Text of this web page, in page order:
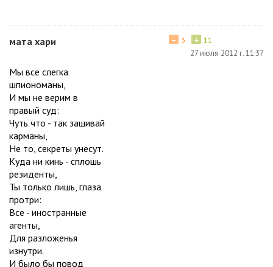
мата хари + 11
− 3
27 июля 2012 г. 11:37
Мы все слегка
шпиономаны,
И мы не верим в
правый суд:
Чуть что - так зашивай
карманы,
Не то, секреты унесут.
Куда ни кинь - сплошь
резиденты,
Ты только лишь, глаза
протри:
Все - иностранные
агенты,
Для разложенья
изнутри.
И было бы повод